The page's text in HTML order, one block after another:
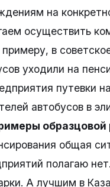
на
осуществить
в
уходили на
путевки
автобусов в
общая
полагаю
А лучшим в